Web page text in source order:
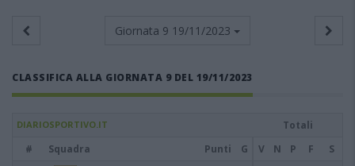
Giornata 9 19/11/2023
CLASSIFICA ALLA GIORNATA 9 DEL 19/11/2023
DIARIOSPORTIVO.IT
Totali
#
Squadra Punti G V N P F S